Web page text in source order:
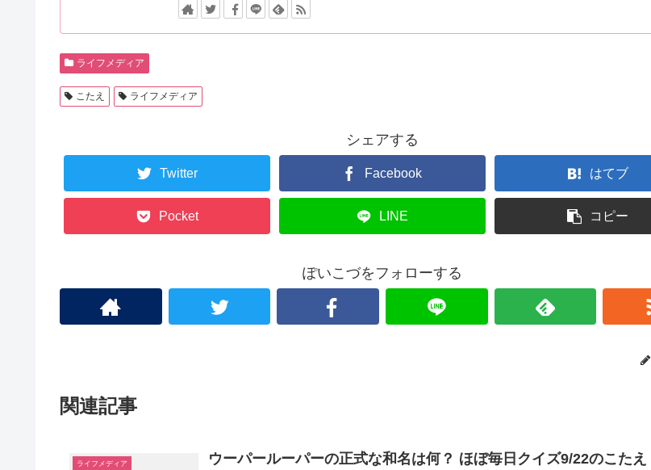
ライフメディア
こたえ ライフメディア
シェアする
Twitter Facebook はてブ
Pocket LINE コピー
ぽいこづをフォローする
関連記事
ライフメディア ウーパールーパーの正式な和名は何？ ほぼ毎日クイズ9/22のこたえ